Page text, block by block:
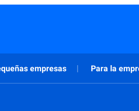
empresas Para la